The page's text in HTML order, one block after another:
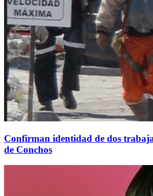
Confirman identidad de dos
de Conchos